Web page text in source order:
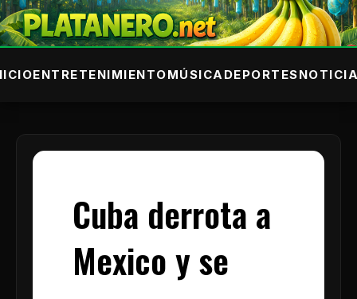
ENTRETENIMIENTOMÚSICADEPORTES
Cuba derrota a
Mexico y se